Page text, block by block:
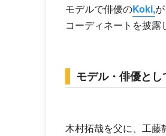
モデルで俳優のKoki,
コーディネートを披露
モデル・俳優と
木村拓哉を父に、工藤